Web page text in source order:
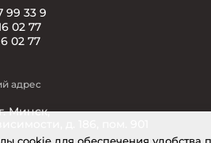
99 33 9
02 77
02 77
адрес
Минск,